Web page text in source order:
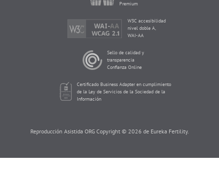
Premium
W3C accesibilidad
nivel doble A,
WAI-AA
Sello de calidad y
transparencia
Confianza Online
Certificado Business Adapter en cumplimiento
de la Ley de Servicios de la Sociedad de la
Información
Reproducción Asistida ORG Copyright © 2026 de Eureka Fertility.